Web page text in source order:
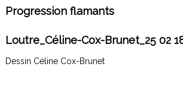
Progression flamants
Loutre_Céline-Cox-Brunet_25 02
Dessin Céline Cox-Brunet